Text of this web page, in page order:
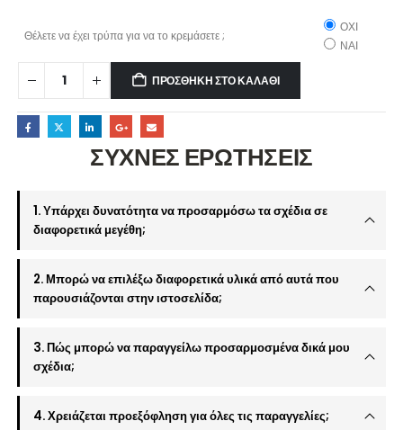
Θέλετε να έχει τρύπα για να το κρεμάσετε ;
ΟΧΙ
ΝΑΙ
ΠΡΟΣΘΉΚΗ ΣΤΟ ΚΑΛΆΘΙ
ΣΥΧΝΕΣ ΕΡΩΤΗΣΕΙΣ
1. Υπάρχει δυνατότητα να προσαρμόσω τα σχέδια σε
διαφορετικά μεγέθη;
2. Μπορώ να επιλέξω διαφορετικά υλικά από αυτά που
παρουσιάζονται στην ιστοσελίδα;
3. Πώς μπορώ να παραγγείλω προσαρμοσμένα δικά μου
σχέδια;
4. Χρειάζεται προεξόφληση για όλες τις παραγγελίες;